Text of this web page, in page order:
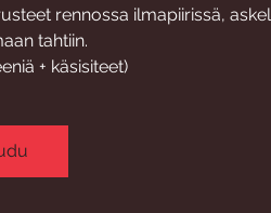
rennossa ilmapiirissä, askel
tahtiin.
+ käsisiteet)